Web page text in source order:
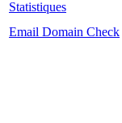
Statistiques
Email Domain Check